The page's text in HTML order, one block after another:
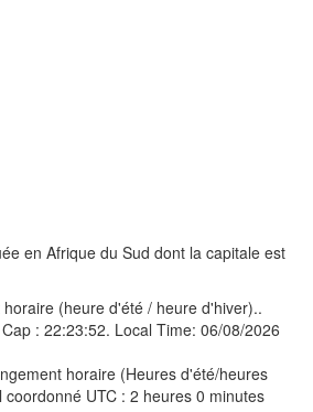
en Afrique du Sud dont la capitale est
(heure d'été / heure d'hiver)..
: 22:23:52. Local Time: 06/08/2026
horaire (Heures d'été/heures
UTC : 2 heures 0 minutes